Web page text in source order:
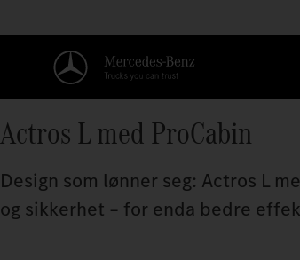
Actros L med ProCabin
Design som lønner seg: Actros L
og sikkerhet – for enda bedre